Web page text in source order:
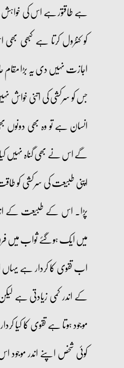
ہے طاقتور ہے اس کی خواہش
کو کنٹرول کرتا ہے کبھی
اجازت نہیں دی یہ بڑا
جس کو سرکشی کی اتنی خواش
انسان ہے تو وہ بھی
گے اس نے بھی گناہ نہیں
اپنی طبیعت کی سرکشی کو
پڑا۔ اس کے طبیعت کے
میں ایک ہوگئے ثواب میں
اب تقوی کا کردار ہے یہاں
کے اندر کمی زیادتی ہے
موجود ہوتا ہے تقوی کا کیا
کوئی شخص اپنے اندر موجود